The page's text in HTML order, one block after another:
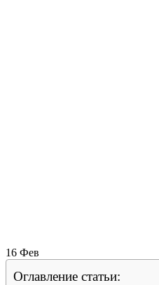
16 Фев
Оглавление статьи: